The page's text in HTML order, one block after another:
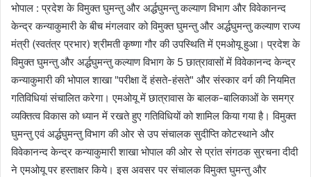
भोपाल : प्रदेश के विमुक्त घुमन्तु और अर्द्धघुमन्तु कल्याण विभाग और विवेकानन्द
केन्द्र कन्याकुमारी के बीच मंगलवार को विमुक्त घुमन्तु और अर्द्धघुमन्तु कल्याण राज्य
मंत्री (स्वतंत्र प्रभार) श्रीमती कृष्णा गौर की उपस्थिति में एमओयू हुआ। प्रदेश के
विमुक्त घुमन्तु और अर्द्धघुमन्तु कल्याण विभाग के 5 छात्रावासों में विवेकानन्द केन्द्र
कन्याकुमारी की भोपाल शाखा "परीक्षा दें हंसते-हंसते" और संस्कार वर्ग की नियमित
गतिविधियां संचालित करेगा। एमओयू में छात्रावास के बालक-बालिकाओं के समग्र
व्यक्तित्व विकास को ध्यान में रखते हुए गतिविधियों को शामिल किया गया है। विमुक्त
घुमन्तु एवं अर्द्धघुमन्तु विभाग की ओर से उप संचालक सुदीप्ति कोटस्थाने और
विवेकानन्द केन्द्र कन्याकुमारी शाखा भोपाल की ओर से प्रांत संगठक सुरचना दीदी
ने एमओयू पर हस्ताक्षर किये। इस अवसर पर संचालक विमुक्त घुमन्तु और